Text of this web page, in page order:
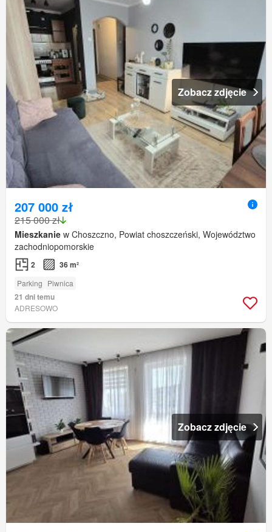
Zobacz zdjęcie
207 000 zł
215 000 zł
Mieszkanie w Choszczno, Powiat choszczeński, Województwo
zachodniopomorskie
2 36 m²
Parking Piwnica
21 dni temu
ADRESOWO
Zobacz zdjęcie